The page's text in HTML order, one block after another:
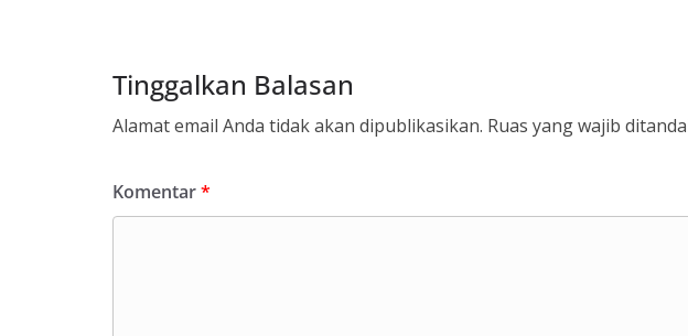
Tinggalkan Balasan
Alamat email Anda tidak akan dipublikasikan. Ruas yang wajib
Komentar*